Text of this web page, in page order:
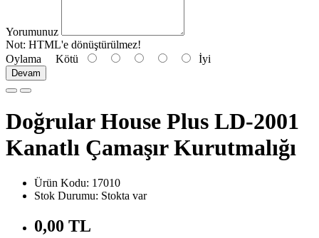
Yorumunuz
Not: HTML'e dönüştürülmez!
Oylama Kötü İyi
Devam
Doğrular House Plus LD-2001
Kanatlı Çamaşır Kurutmalığı
Ürün Kodu: 17010
Stok Durumu: Stokta var
0,00 TL